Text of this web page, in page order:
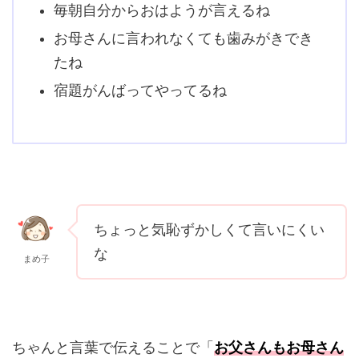
毎朝自分からおはようが言えるね
お母さんに言われなくても歯みがきでき
たね
宿題がんばってやってるね
まめ子
ちょっと気恥ずかしくて言いにくい
な
ちゃんと言葉で伝えることで「 お父さんもお母さん